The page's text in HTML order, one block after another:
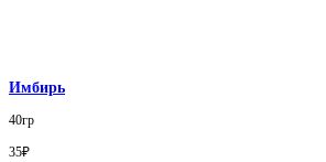
Имбирь
40гр
35₽